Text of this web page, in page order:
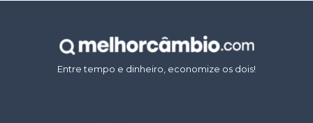
Entre tempo e dinheiro, economize os dois!